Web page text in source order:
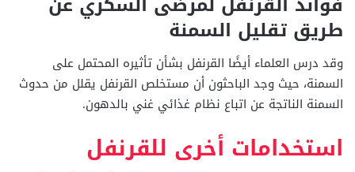
طريق تقليل السمنة
وقد درس العلماء أيضًا القرنفل بشأن تأثيره المحتمل على
السمنة، حيث وجد الباحثون أن مستخلص القرنفل يقلل من حدوث
السمنة الناتجة عن اتباع نظام غذائي غني بالدهون.
استخدامات أخرى للقرنفل